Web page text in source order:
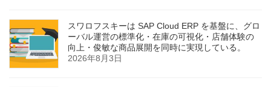
スワロフスキーは SAP Cloud ERP を基盤に、グロ
ーバル運営の標準化・在庫の可視化・店舗体験の
向上・俊敏な商品展開を同時に実現している。
2026年8月3日